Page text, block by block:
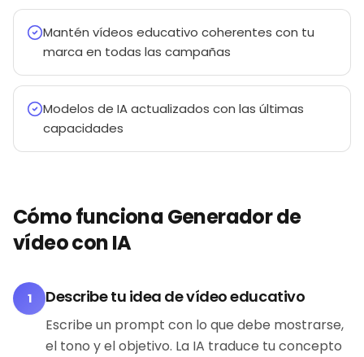
Mantén vídeos educativo coherentes con tu
marca en todas las campañas
Modelos de IA actualizados con las últimas
capacidades
Cómo funciona Generador de
vídeo con IA
1 Describe tu idea de vídeo educativo
Escribe un prompt con lo que debe mostrarse,
el tono y el objetivo. La IA traduce tu concepto